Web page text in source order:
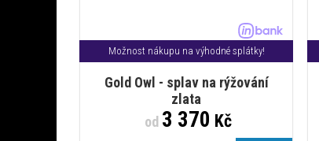
Možnost nákupu na výhodné splátky!
Gold Owl - splav na rýžování
zlata
od3 370 Kč